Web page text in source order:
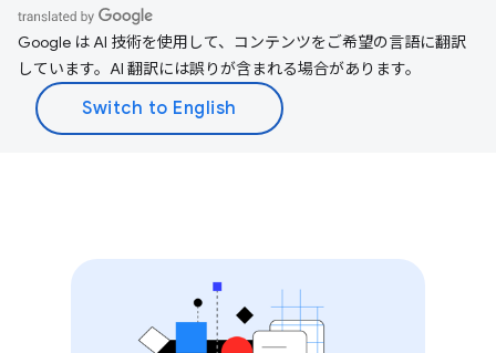
Google は AI 技術を使用して、コンテンツをご希望の言語に翻訳
しています。AI 翻訳には誤りが含まれる場合があります。